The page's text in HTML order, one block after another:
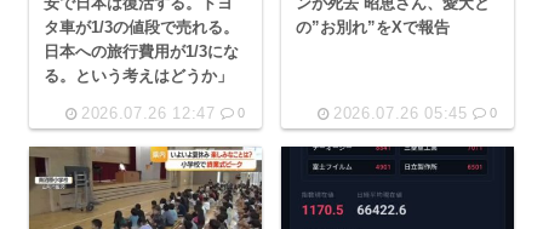
タ車が1/3の値段で売れる。
日本への旅行費用が1/3にな
る。という考えはどうか」
2026.07.26 12:47 0
の”お別れ”をXで報告
2026.07.26 05:45 0